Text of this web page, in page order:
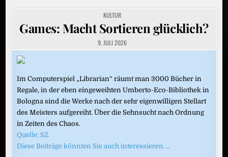
POSTED
IN
KULTUR
Games: Macht Sortieren glücklich?
9. JULI 2026
Im Computerspiel „Librarian“ räumt man 3000 Bücher in
Regale, in der eben eingeweihten Umberto-Eco-Bibliothek in
Bologna sind die Werke nach der sehr eigenwilligen Stellart
des Meisters aufgereiht. Über die Sehnsucht nach Ordnung
in Zeiten des Chaos.
Quelle: SZ
Diese Beiträge könnten Sie auch interessieren …